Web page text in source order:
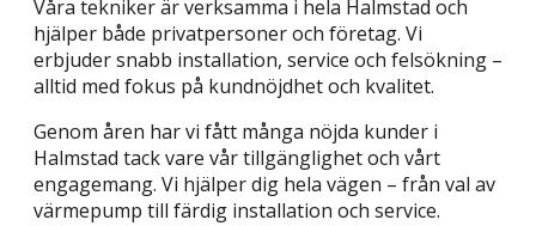
Våra tekniker är verksamma i hela Halmstad och
hjälper både privatpersoner och företag. Vi
erbjuder snabb installation, service och felsökning –
alltid med fokus på kundnöjdhet och kvalitet.
Genom åren har vi fått många nöjda kunder i
Halmstad tack vare vår tillgänglighet och vårt
engagemang. Vi hjälper dig hela vägen – från val av
värmepump till färdig installation och service.